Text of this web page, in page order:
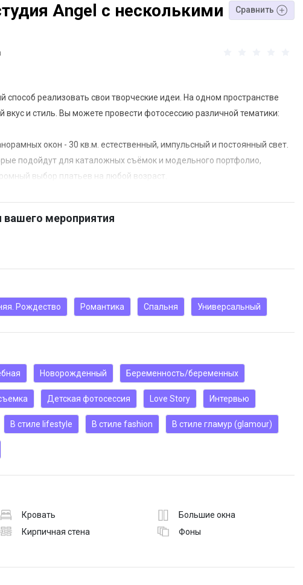
Angel с несколькими
Сравнить
способ реализовать свои творческие идеи. На одном пространстве
и стиль. Вы можете провести фотосессию различной тематики:
окон - 30 кв.м. естественный, импульсный и постоянный свет.
подойдут для каталожных съёмок и модельного портфолио,
выбор платьев на любой возраст.
Сертификата.
вашего мероприятия
Рождество Романтика Спальня Универсальный
Новорожденный Беременность/беременных
Детская фотосессия Love Story Интервью
В стиле lifestyle В стиле fashion В стиле гламур (glamour)
Кровать
Большие окна
Кирпичная стена
Фоны